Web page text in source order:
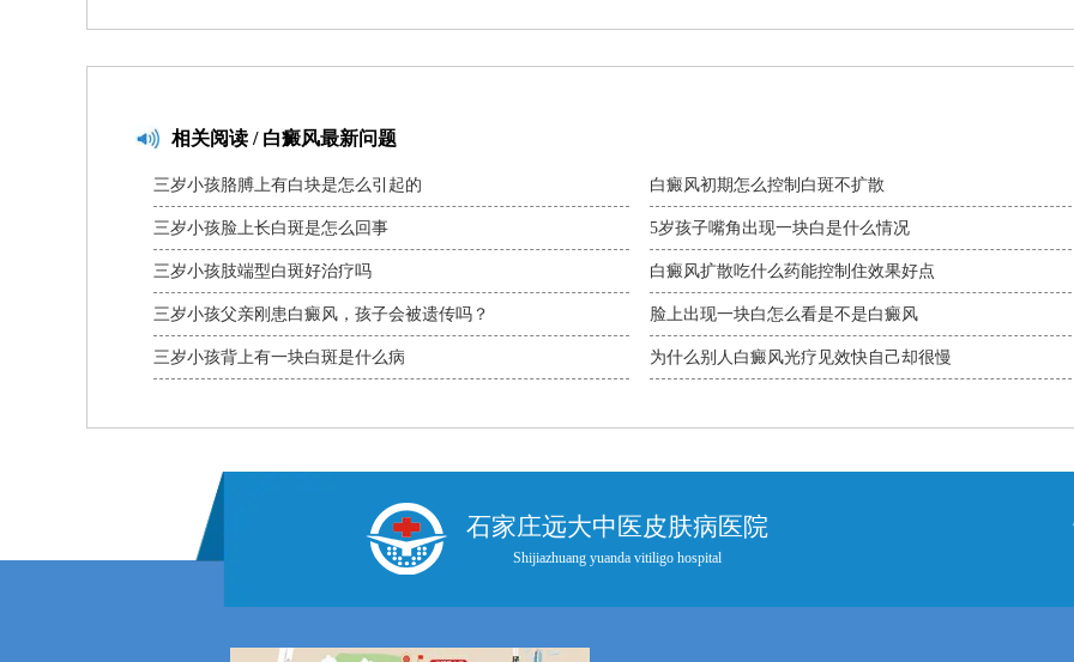
相关阅读 / 白癜风最新问题
三岁小孩胳膊上有白块是怎么引起的
三岁小孩脸上长白斑是怎么回事
三岁小孩肢端型白斑好治疗吗
三岁小孩父亲刚患白癜风，孩子会被遗传吗？
三岁小孩背上有一块白斑是什么病
白癜风初期怎么控制白斑不扩散
5岁孩子嘴角出现一块白是什么情况
白癜风扩散吃什么药能控制住效果好点
脸上出现一块白怎么看是不是白癜风
为什么别人白癜风光疗见效快自己却很慢
石家庄远大中医皮肤病医院
Shijiazhuang yuanda vitiligo hospital